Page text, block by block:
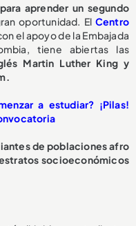
aprender un segundo
oportunidad. El Centro
el apoyo de la Embajada
tiene abiertas las
Martin Luther King y
a estudiar? ¡Pilas!
de poblaciones afro
socioeconómicos